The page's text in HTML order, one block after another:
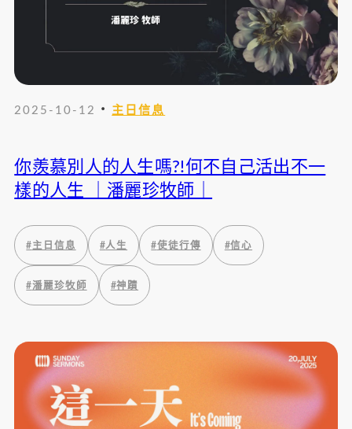
2025-10-12 ・ 主日信息
你羨慕別人的人生嗎?!何不自己活出不一
樣的人生 ｜潘麗珍牧師｜
#主日信息 #人生 #使徒行傳 #信心
#潘麗珍牧師 #神蹟